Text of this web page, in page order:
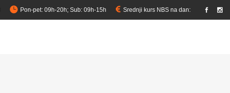
Pon-pet: 09h-20h; Sub: 09h-15h Srednji kurs NBS na dan: